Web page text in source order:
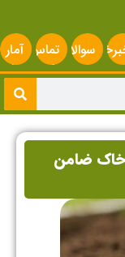
سوالات
متداول
تماس
با ما
آمار
خاک ضامن